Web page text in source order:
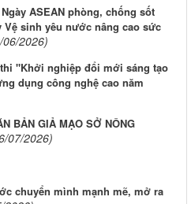
ASEAN phòng, chống sốt
Vệ sinh yêu nước nâng cao sức
06/2026)
"Khởi nghiệp đổi mới sáng tạo
dụng công nghệ cao năm
BẢN GIẢ MẠO SỞ NÔNG
07/2026)
chuyển mình mạnh mẽ, mở ra